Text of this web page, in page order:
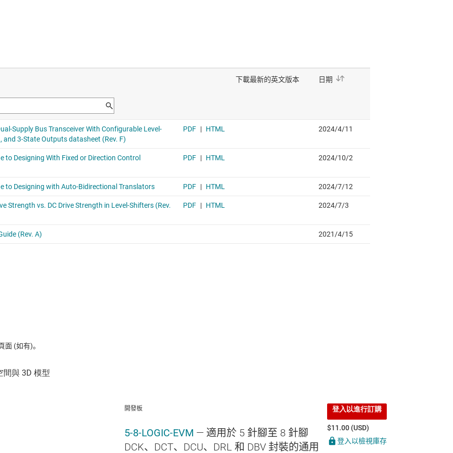
(如有)。
開發板
5-8-LOGIC-EVM — 適用於 5 針腳至 8 針腳
DCK、DCT、DCU、DRL 和 DBV 封裝的通用
登入以進行訂購
$11.00 (USD)
登入以檢視庫存